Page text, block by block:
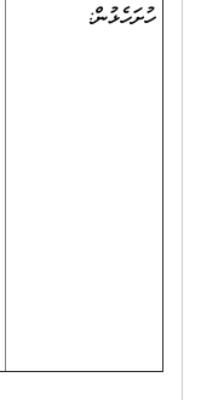
ހުށަހެޅުން: